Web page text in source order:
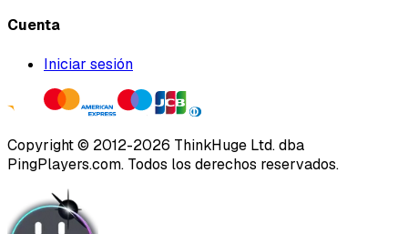
Cuenta
Iniciar sesión
Copyright © 2012-2026 ThinkHuge Ltd.dba
PingPlayers.com. Todos los derechos reservados.